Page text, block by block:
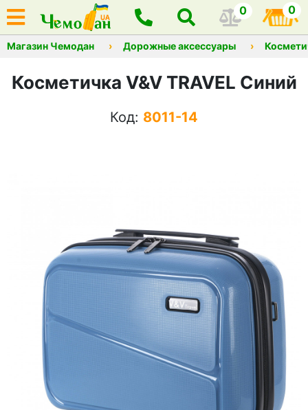
0 0
Магазин Чемодан Дорожные аксессуары
Косметичка V&V TRAVEL Синий
Код: 8011-14